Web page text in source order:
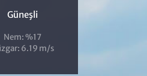
Güneşli
Nem: %17
6.19 m/s